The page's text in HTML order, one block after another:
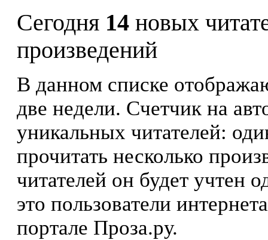
Сегодня 14 новых
произведений
В данном списке
две недели. Счетчик на
уникальных читателей:
прочитать несколько
читателей он будет учтен
это пользователи
портале Проза.ру.